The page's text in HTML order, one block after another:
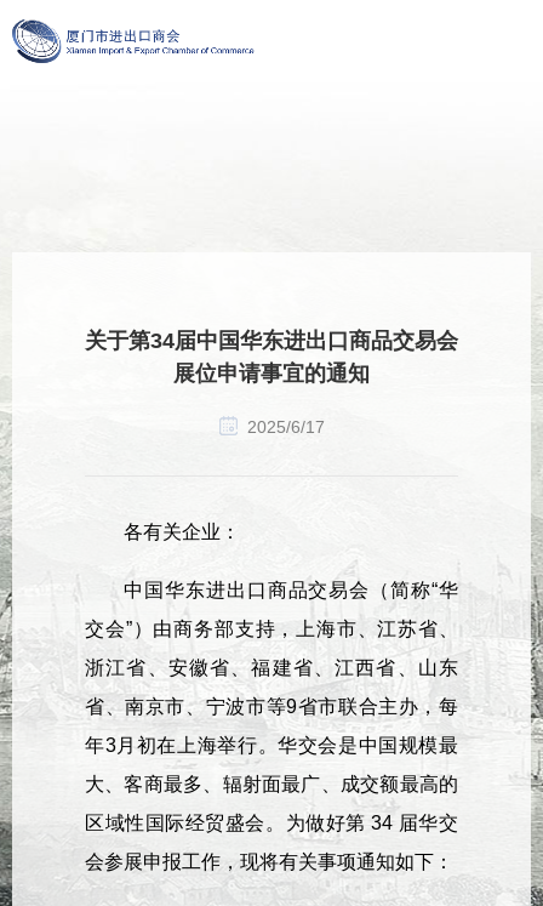
关于第34届中国华东进出口商品交易会
展位申请事宜的通知
2025/6/17
各有关企业：
中国华东进出口商品交易会（简称“华
交会”）由商务部支持，上海市、江苏省、
浙江省、安徽省、福建省、江西省、山东
省、南京市、宁波市等9省市联合主办，每
年3月初在上海举行。华交会是中国规模最
大、客商最多、辐射面最广、成交额最高的
区域性国际经贸盛会。为做好第 34 届华交
会参展申报工作，现将有关事项通知如下：